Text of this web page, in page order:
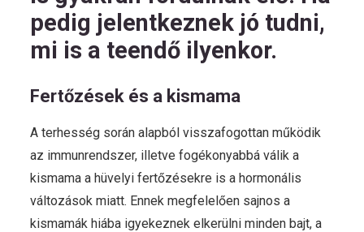
pedig jelentkeznek jó tudni,
mi is a teendő ilyenkor.
Fertőzések és a kismama
A terhesség során alapból visszafogottan működik
az immunrendszer, illetve fogékonyabbá válik a
kismama a hüvelyi fertőzésekre is a hormonális
változások miatt. Ennek megfelelően sajnos a
kismamák hiába igyekeznek elkerülni minden bajt, a